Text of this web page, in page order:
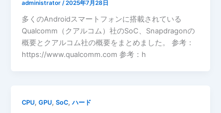
administrator/2025年7月28日
多くのAndroidスマートフォンに搭載されている
Qualcomm（クアルコム）社のSoC、Snapdragonの
概要とクアルコム社の概要をまとめました。 参考：
https://www.qualcomm.com 参考：h
CPU,GPU,SoC,ハード